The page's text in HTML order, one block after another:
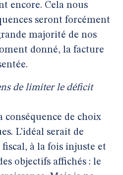
encore. Cela nous
seront forcément
majorité de nos
donné, la facture
de limiter le déficit
de choix
L’idéal serait de
à la fois injuste et
objectifs affichés : le